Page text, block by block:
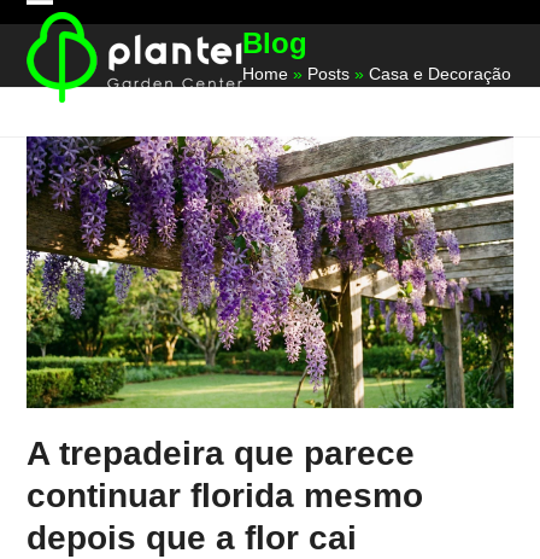
content
Open
mobile
menu
Close
mobile
menu
Blog
Home » Posts »Casa e Decoração
A trepadeira que parece
continuar florida mesmo
depois que a flor cai